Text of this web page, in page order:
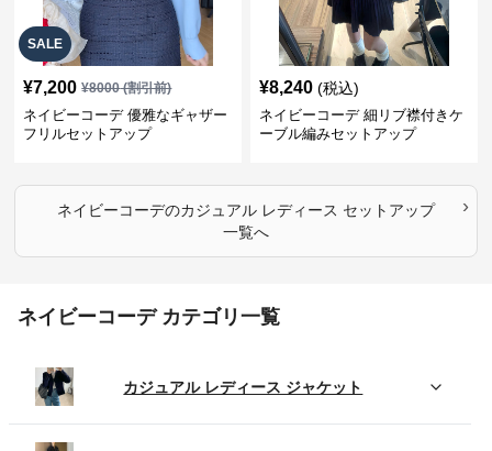
SALE
¥7,200 ¥8000(割引前)
ネイビーコーデ 優雅なギャザー
フリルセットアップ
¥8,240 (税込)
ネイビーコーデ 細リブ襟付きケ
ーブル編みセットアップ
ネイビーコーデのカジュアル レディース セットアップ
一覧へ
›
ネイビーコーデ カテゴリ一覧
カジュアル レディース ジャケット